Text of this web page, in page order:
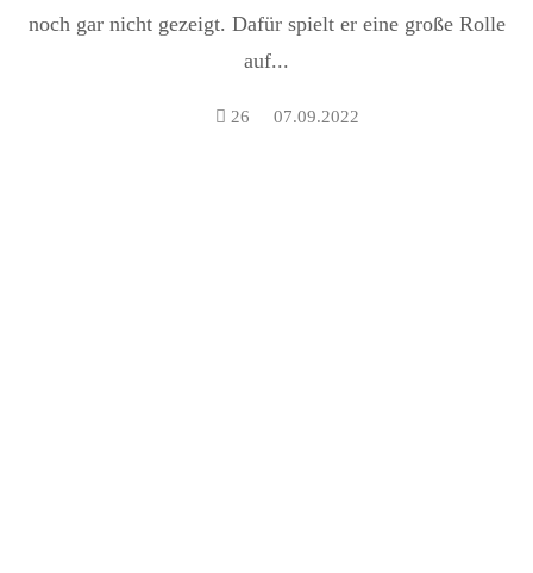
noch gar nicht gezeigt. Dafür spielt er eine große Rolle
auf...
26 07.09.2022